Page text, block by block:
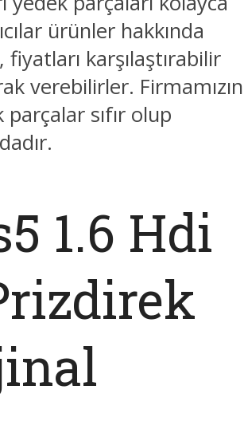
ürünler hakkında
fiyatları karşılaştırabilir
verebilirler. Firmamızın
sıfır olup
1.6 Hdi